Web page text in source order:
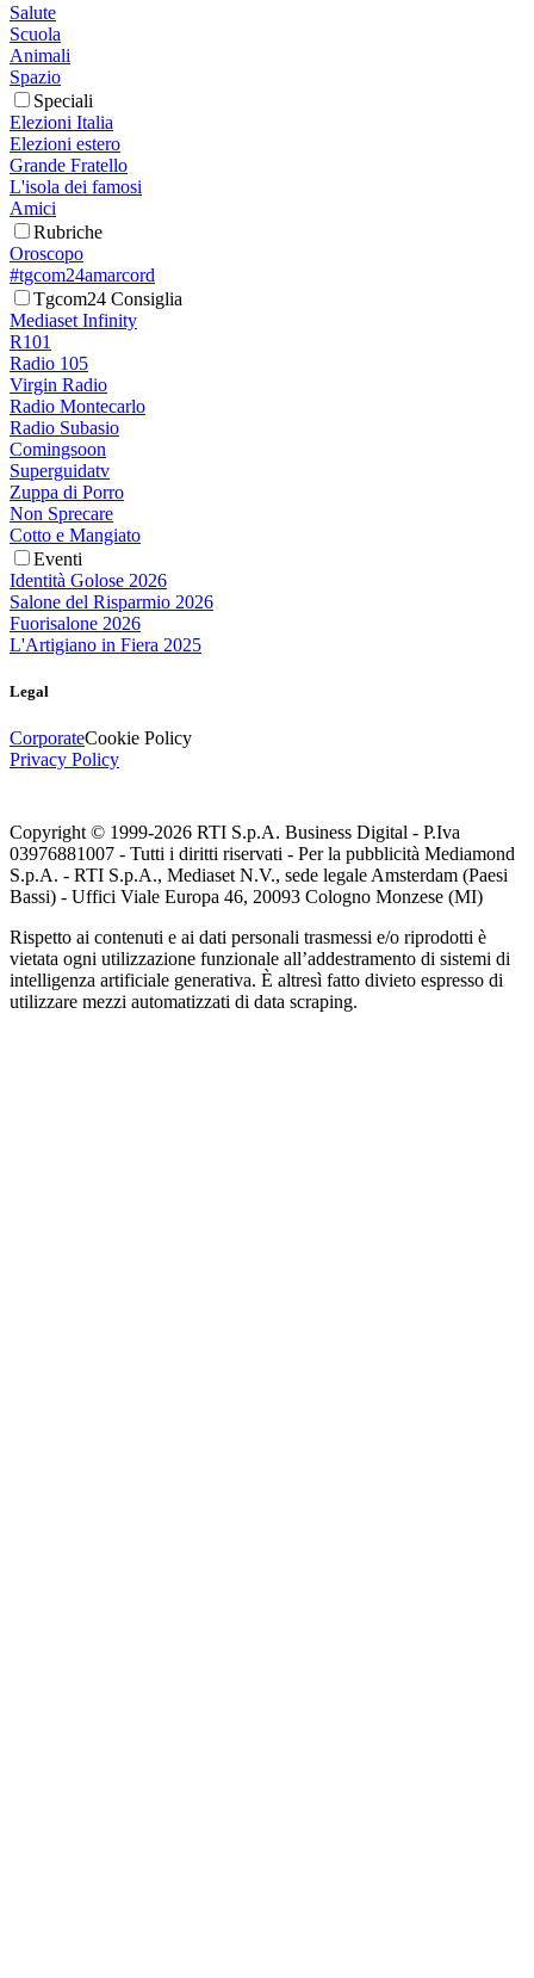
Salute
Scuola
Animali
Spazio
Speciali
Elezioni Italia
Elezioni estero
Grande Fratello
L'isola dei famosi
Amici
Rubriche
Oroscopo
#tgcom24amarcord
Tgcom24 Consiglia
Mediaset Infinity
R101
Radio 105
Virgin Radio
Radio Montecarlo
Radio Subasio
Comingsoon
Superguidatv
Zuppa di Porro
Non Sprecare
Cotto e Mangiato
Eventi
Identità Golose 2026
Salone del Risparmio 2026
Fuorisalone 2026
L'Artigiano in Fiera 2025
Legal
CorporateCookie Policy
Privacy Policy
Copyright © 1999-2026 RTI S.p.A. Business Digital - P.Iva
03976881007 - Tutti i diritti riservati - Per la pubblicità Mediamond
S.p.A. - RTI S.p.A., Mediaset N.V., sede legale Amsterdam (Paesi
Bassi) - Uffici Viale Europa 46, 20093 Cologno Monzese (MI)
Rispetto ai contenuti e ai dati personali trasmessi e/o riprodotti è
vietata ogni utilizzazione funzionale all’addestramento di sistemi di
intelligenza artificiale generativa. È altresì fatto divieto espresso di
utilizzare mezzi automatizzati di data scraping.